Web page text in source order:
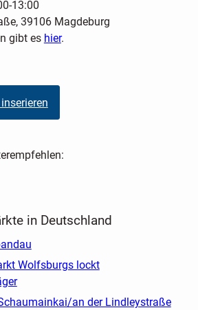
13:00
39106 Magdeburg
gibt es hier.
in Deutschland
Wolfsburgs lockt
an der Lindleystraße